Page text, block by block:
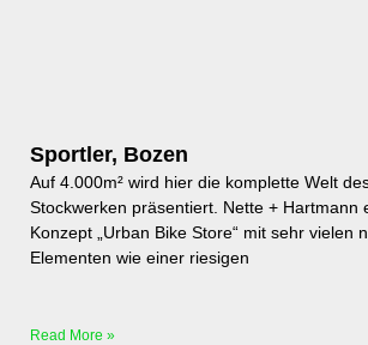
Sportler, Bozen
Auf 4.000m² wird hier die komplette Welt
Stockwerken präsentiert. Nette + Hartmann
Konzept „Urban Bike Store“ mit sehr vielen
Elementen wie einer riesigen
Read More »